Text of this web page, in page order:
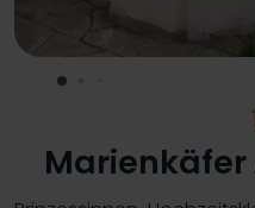
Marienkäfer